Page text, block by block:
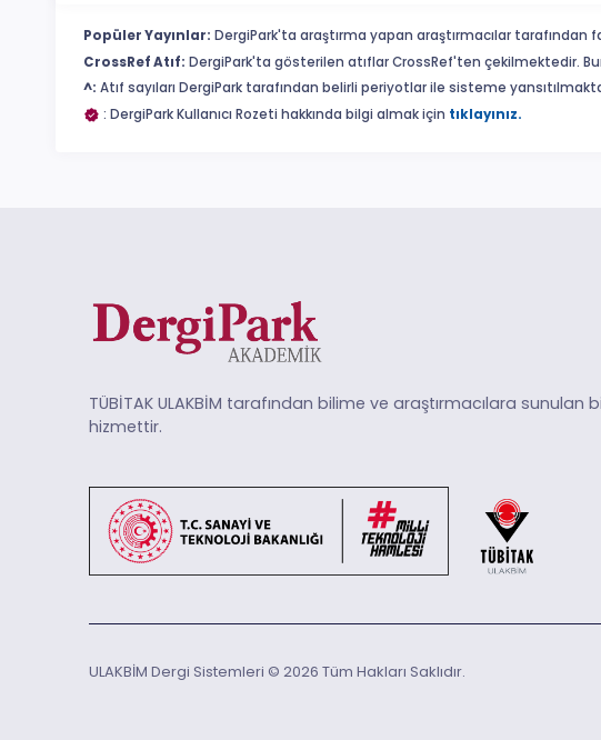
Popüler Yayınlar: DergiPark'ta araştırma yapan araştırmacılar
CrossRef Atıf: DergiPark'ta gösterilen atıflar CrossRef'ten çekilmektedir.
^: Atıf sayıları DergiPark tarafından belirli periyotlar ile sisteme
: DergiPark Kullanıcı Rozeti hakkında bilgi almak için tıklayınız.
TÜBİTAK ULAKBİM tarafından bilime ve araştırmacılara sunulan
hizmettir.
ULAKBİM Dergi Sistemleri © 2026 Tüm Hakları Saklıdır.